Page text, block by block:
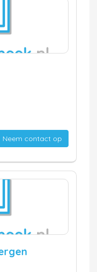
Neem contact op